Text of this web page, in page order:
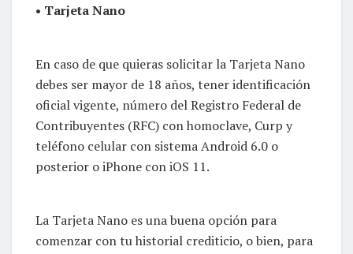
• Tarjeta Nano
En caso de que quieras solicitar la Tarjeta Nano
debes ser mayor de 18 años, tener identificación
oficial vigente, número del Registro Federal de
Contribuyentes (RFC) con homoclave, Curp y
teléfono celular con sistema Android 6.0 o
posterior o iPhone con iOS 11.
La Tarjeta Nano es una buena opción para
comenzar con tu historial crediticio, o bien, para